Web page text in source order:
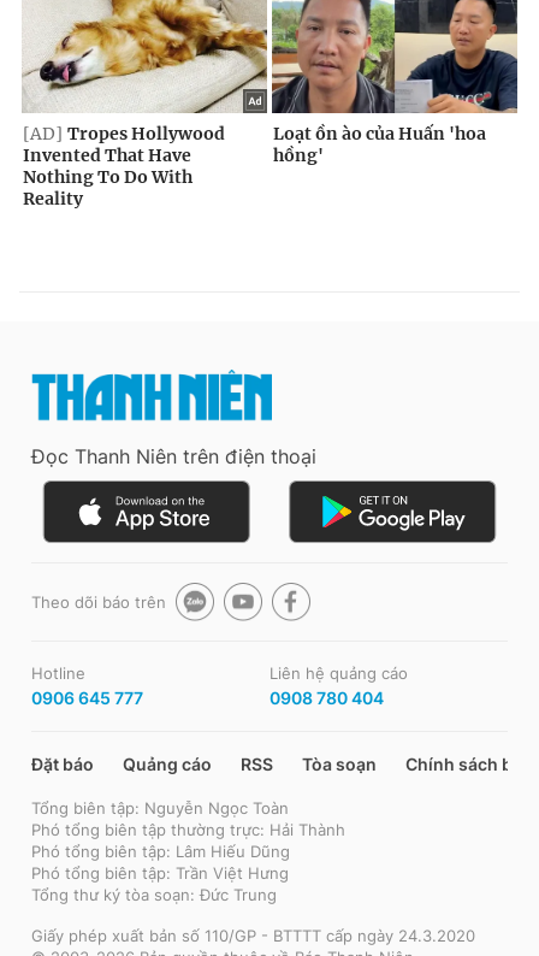
Đọc Thanh Niên trên điện thoại
Theo dõi báo trên
Hotline
0906 645 777
Liên hệ quảng cáo
0908 780 404
Đặt báo Quảng cáo RSS Tòa soạn Chính sách bảo
Tổng biên tập: Nguyễn Ngọc Toàn
Phó tổng biên tập thường trực: Hải Thành
Phó tổng biên tập: Lâm Hiếu Dũng
Phó tổng biên tập: Trần Việt Hưng
Tổng thư ký tòa soạn: Đức Trung
Giấy phép xuất bản số 110/GP - BTTTT cấp ngày 24.3.2020